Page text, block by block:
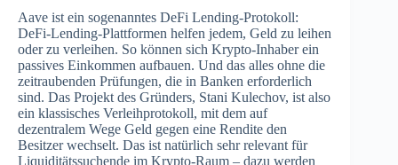
Aave ist ein sogenanntes DeFi Lending-Protokoll:
DeFi-Lending-Plattformen helfen jedem, Geld zu leihen
oder zu verleihen. So können sich Krypto-Inhaber ein
passives Einkommen aufbauen. Und das alles ohne die
zeitraubenden Prüfungen, die in Banken erforderlich
sind. Das Projekt des Gründers, Stani Kulechov, ist also
ein klassisches Verleihprotokoll, mit dem auf
dezentralem Wege Geld gegen eine Rendite den
Besitzer wechselt. Das ist natürlich sehr relevant für
Liquiditätssuchende im Krypto-Raum – dazu werden